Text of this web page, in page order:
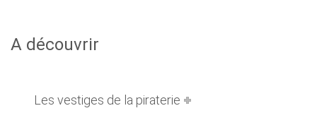
A découvrir
Les vestiges de la piraterie